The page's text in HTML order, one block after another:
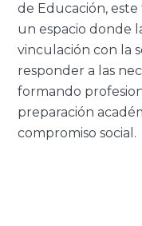
de Educación,
un espacio donde
vinculación con la
responder a las
formando
preparación
compromiso social.